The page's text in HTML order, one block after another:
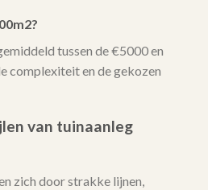
tussen de €5000 en
complexiteit en de gekozen
van tuinaanleg
zich door strakke lijnen,